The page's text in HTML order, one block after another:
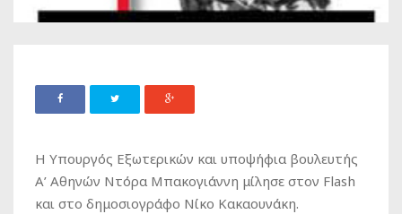
Η Υπουργός Εξωτερικών και υποψήφια βουλευτής
Α’ Αθηνών Ντόρα Μπακογιάννη μίλησε στον Flash
και στο δημοσιογράφο Νίκο Κακαουνάκη.